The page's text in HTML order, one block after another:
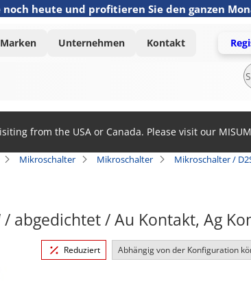
noch heute und profitieren Sie den ganzen
Marken Unternehmen Kontakt
from the USA or Canada. Please visit our
Mikroschalter Mikroschalter Mikroschalter /
abgedichtet / Au Kontakt, Ag
Reduziert Abhängig von der Konfiguration